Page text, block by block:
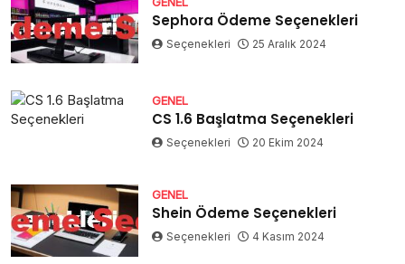
Sephora Ödeme Seçenekleri
Seçenekleri 25 Aralık 2024
GENEL
CS 1.6 Başlatma Seçenekleri
Seçenekleri 20 Ekim 2024
GENEL
Shein Ödeme Seçenekleri
Seçenekleri 4 Kasım 2024